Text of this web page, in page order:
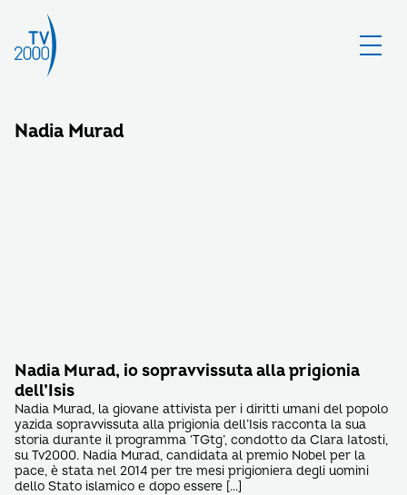
Nadia Murad
Nadia Murad, io sopravvissuta alla prigionia
dell’Isis
Nadia Murad, la giovane attivista per i diritti umani del popolo
yazida sopravvissuta alla prigionia dell’Isis racconta la sua
storia durante il programma ‘TGtg’, condotto da Clara Iatosti,
su Tv2000. Nadia Murad, candidata al premio Nobel per la
pace, è stata nel 2014 per tre mesi prigioniera degli uomini
dello Stato islamico e dopo essere […]